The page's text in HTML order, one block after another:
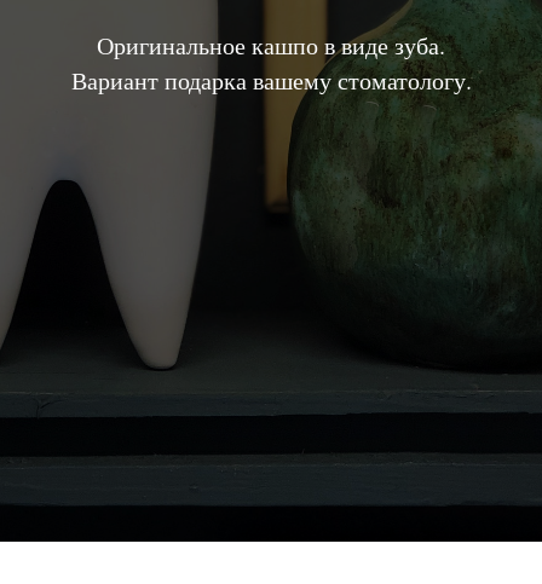
Оригинальное кашпо в виде зуба.
Вариант подарка вашему стоматологу.